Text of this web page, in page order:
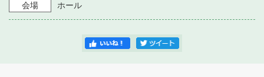
・ 建築見学ツアー
会場
ホール